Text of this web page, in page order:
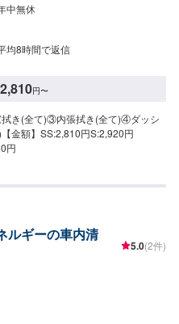
中無休
均8時間で返信
2,810円〜
き(全て)③内張拭き(全て)④ダッシ
金額】SS:2,810円S:2,920円
円
ルギーの車内清
5.0(2件)